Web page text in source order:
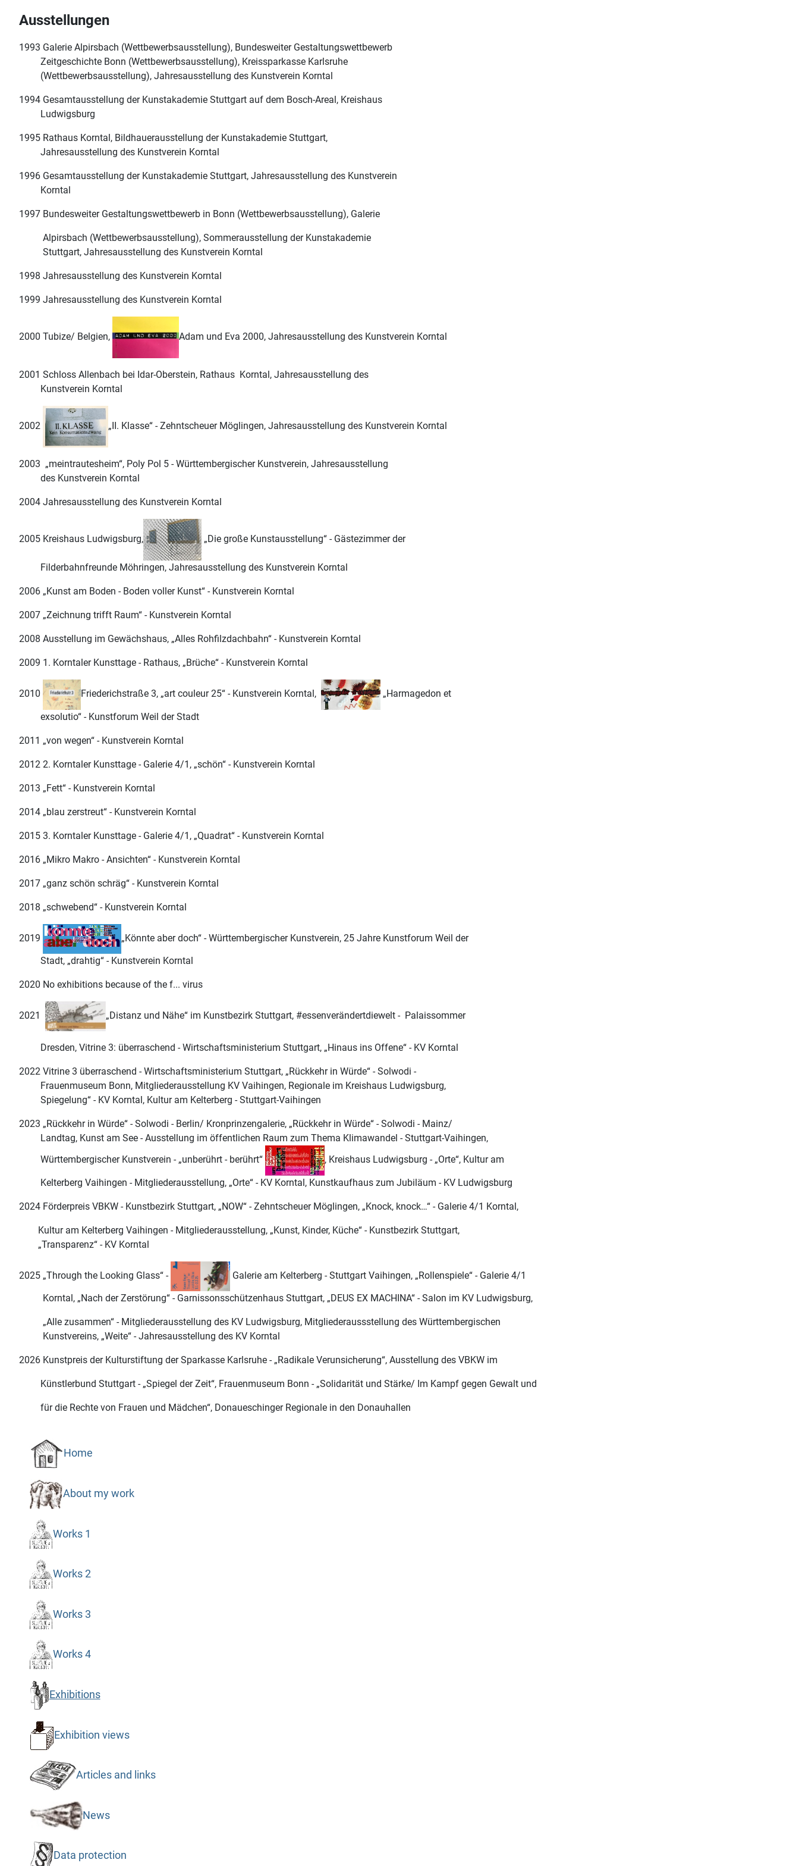
Ausstellungen
1993 Galerie Alpirsbach (Wettbewerbsausstellung), Bundesweiter Gestaltungswettbewerb
Zeitgeschichte Bonn (Wettbewerbsausstellung), Kreissparkasse Karlsruhe
(Wettbewerbsausstellung), Jahresausstellung des Kunstverein Korntal
1994 Gesamtausstellung der Kunstakademie Stuttgart auf dem Bosch-Areal, Kreishaus
Ludwigsburg
1995 Rathaus Korntal, Bildhauerausstellung der Kunstakademie Stuttgart,
Jahresausstellung des Kunstverein Korntal
1996 Gesamtausstellung der Kunstakademie Stuttgart, Jahresausstellung des Kunstverein
Korntal
1997 Bundesweiter Gestaltungswettbewerb in Bonn (Wettbewerbsausstellung), Galerie
Alpirsbach (Wettbewerbsausstellung), Sommerausstellung der Kunstakademie
Stuttgart, Jahresausstellung des Kunstverein Korntal
1998 Jahresausstellung des Kunstverein Korntal
1999 Jahresausstellung des Kunstverein Korntal
2000 Tubize/ Belgien, Adam und Eva 2000, Jahresausstellung des Kunstverein Korntal
2001 Schloss Allenbach bei Idar-Oberstein, Rathaus Korntal, Jahresausstellung des
Kunstverein Korntal
2002 „II. Klasse“ - Zehntscheuer Möglingen, Jahresausstellung des Kunstverein Korntal
2003 „meintrautesheim“, Poly Pol 5 - Württembergischer Kunstverein, Jahresausstellung
des Kunstverein Korntal
2004 Jahresausstellung des Kunstverein Korntal
2005 Kreishaus Ludwigsburg, „Die große Kunstausstellung“ - Gästezimmer der
Filderbahnfreunde Möhringen, Jahresausstellung des Kunstverein Korntal
2006 „Kunst am Boden - Boden voller Kunst“ - Kunstverein Korntal
2007 „Zeichnung trifft Raum“ - Kunstverein Korntal
2008 Ausstellung im Gewächshaus, „Alles Rohfilzdachbahn“ - Kunstverein Korntal
2009 1. Korntaler Kunsttage - Rathaus, „Brüche“ - Kunstverein Korntal
2010 Friederichstraße 3, „art couleur 25“ - Kunstverein Korntal,
„Harmagedon et
exsolutio“ - Kunstforum Weil der Stadt
2011 „von wegen“ - Kunstverein Korntal
2012 2. Korntaler Kunsttage - Galerie 4/1, „schön“ - Kunstverein Korntal
2013 „Fett“ - Kunstverein Korntal
2014 „blau zerstreut“ - Kunstverein Korntal
2015 3. Korntaler Kunsttage - Galerie 4/1, „Quadrat“ - Kunstverein Korntal
2016 „Mikro Makro - Ansichten“ - Kunstverein Korntal
2017 „ganz schön schräg“ - Kunstverein Korntal
2018 „schwebend“ - Kunstverein Korntal
2019
„Könnte aber doch“ - Württembergischer Kunstverein, 25 Jahre Kunstforum Weil der
Stadt, „drahtig“ - Kunstverein Korntal
2020 No exhibitions because of the f... virus
2021 „Distanz und Nähe“ im Kunstbezirk Stuttgart, #essenverändertdiewelt - Palaissommer
Dresden, Vitrine 3: überraschend - Wirtschaftsministerium Stuttgart, „Hinaus ins Offene“ - KV Korntal
2022 Vitrine 3 überraschend - Wirtschaftsministerium Stuttgart, „Rückkehr in Würde“ - Solwodi -
Frauenmuseum Bonn, Mitgliederausstellung KV Vaihingen, Regionale im Kreishaus Ludwigsburg,
Spiegelung“ - KV Korntal, Kultur am Kelterberg - Stuttgart-Vaihingen
2023 „Rückkehr in Würde“ - Solwodi - Berlin/ Kronprinzengalerie, „Rückkehr in Würde“ - Solwodi - Mainz/
Landtag, Kunst am See - Ausstellung im öffentlichen Raum zum Thema Klimawandel - Stuttgart-Vaihingen,
Württembergischer Kunstverein - „unberührt - berührt“
, Kreishaus Ludwigsburg - „Orte“, Kultur am
Kelterberg Vaihingen - Mitgliederausstellung, „Orte“ - KV Korntal, Kunstkaufhaus zum Jubiläum - KV Ludwigsburg
2024 Förderpreis VBKW - Kunstbezirk Stuttgart, „NOW“ - Zehntscheuer Möglingen, „Knock, knock…“ - Galerie 4/1 Korntal,
Kultur am Kelterberg Vaihingen - Mitgliederausstellung, „Kunst, Kinder, Küche“ - Kunstbezirk Stuttgart,
„Transparenz“ - KV Korntal
2025 „Through the Looking Glass“ -
Galerie am Kelterberg - Stuttgart Vaihingen, „Rollenspiele“ - Galerie 4/1
Korntal, „Nach der Zerstörung“ - Garnissonsschützenhaus Stuttgart, „DEUS EX MACHINA“ - Salon im KV Ludwigsburg,
„Alle zusammen“ - Mitgliederausstellung des KV Ludwigsburg, Mitgliederaussstellung des Württembergischen
Kunstvereins, „Weite“ - Jahresausstellung des KV Korntal
2026 Kunstpreis der Kulturstiftung der Sparkasse Karlsruhe - „Radikale Verunsicherung“, Ausstellung des VBKW im
Künstlerbund Stuttgart - „Spiegel der Zeit“, Frauenmuseum Bonn - „Solidarität und Stärke/ Im Kampf gegen Gewalt und
für die Rechte von Frauen und Mädchen“, Donaueschinger Regionale in den Donauhallen
Home
About my work
Works 1
Works 2
Works 3
Works 4
Exhibitions
Exhibition views
Articles and links
News
Data protection